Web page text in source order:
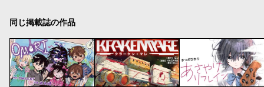
同じ掲載誌の作品